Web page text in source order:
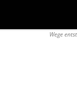
Wege